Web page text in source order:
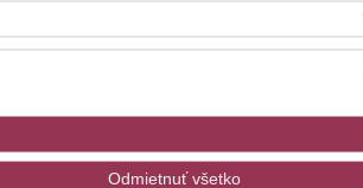
Odmietnuť všetko
Ticketportal. Nárok na zľavu majú